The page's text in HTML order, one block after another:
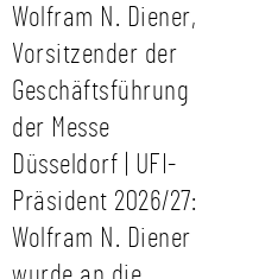
Wolfram N. Diener,
Vorsitzender der
Geschäftsführung
der Messe
Düsseldorf | UFI-
Präsident 2026/27:
Wolfram N. Diener